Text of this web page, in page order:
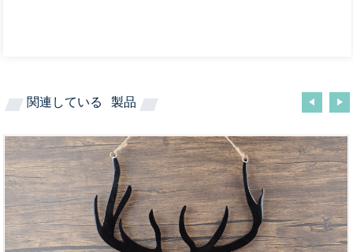
関連している 製品